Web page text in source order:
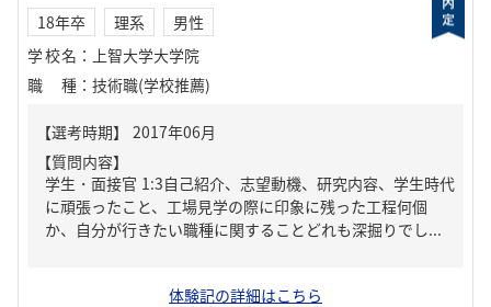
18年卒 理系
男性
学校名 ： 上智大学大学院
職種 ： 技術職(学校推薦)
【質問内容】
学生・面接官 1:3自己紹介、志望動機、研究内容、学生時代
に頑張ったこと、工場見学の際に印象に残った工程何個
か、自分が行きたい職種に関することどれも深掘りでし...
体験記の詳細はこちら